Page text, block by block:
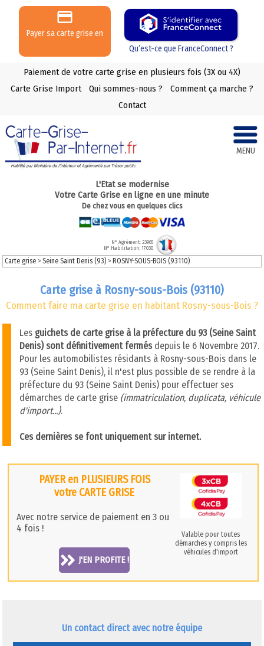
Payer sa carte grise en
Qu’est-ce que FranceConnect ?
Paiement de votre carte grise en plusieurs fois (3X ou 4X)
Carte Grise Import
Qui sommes-nous ?
Comment ça marche ?
Contact
MENU
L'Etat se modernise
Votre Carte Grise en ligne en une minute
De chez vous en quelques clics
N° Agrément: 23965
N° Habilitation: 17030
Carte grise >Seine Saint Denis (93)> ROSNY-SOUS-BOIS (93110)
Carte grise à Rosny-sous-Bois (93110)
Comment faire ma carte grise en habitant Rosny-sous-Bois ?
Les guichets de carte grise à la préfecture du 93 (Seine Saint
Denis) sont définitivement fermésdepuis le 6 Novembre 2017.
Pour les automobilistes résidants à Rosny-sous-Bois dans le
93 (Seine Saint Denis), il n'est plus possible de se rendre à la
préfecture du 93 (Seine Saint Denis) pour effectuer ses
démarches de carte grise (immatriculation, duplicata, véhicule
d'import...).
Ces dernières se font uniquement sur internet.
PAYER en PLUSIEURS FOIS
votre CARTE GRISE
Avec notre service de paiement en 3 ou
4 fois !
J'EN PROFITE !
Valable pour toutes
démarches y compris les
véhicules d'import
Un contact direct avec notre équipe